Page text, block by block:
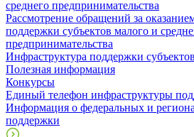
среднего предпринимательства
Рассмотрение обращений за
поддержки субъектов малого и
предпринимательства
Инфраструктура поддержки
Полезная информация
Конкурсы
Единый телефон инфраструктуры
Информация о федеральных и
поддержки